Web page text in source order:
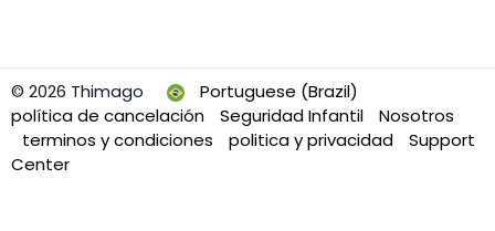
© 2026 Thimago
Portuguese (Brazil)
política de cancelación
Seguridad Infantil
Nosotros
terminos y condiciones
politica y privacidad
Support
Center